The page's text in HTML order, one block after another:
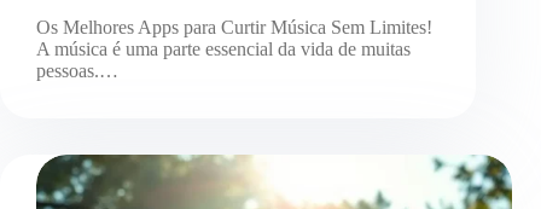
Os Melhores Apps para Curtir Música Sem Limites!
A música é uma parte essencial da vida de muitas
pessoas.…